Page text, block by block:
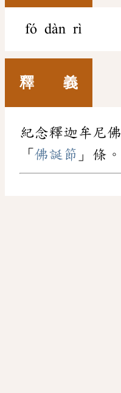
fó dàn rì
釋 義
紀念釋迦牟尼
「 佛誕節 」條。